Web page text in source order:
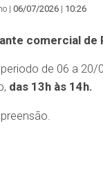
| 06/07/2026| 10:26
comercial de
de 06 a 20/
das 13h às 14h.